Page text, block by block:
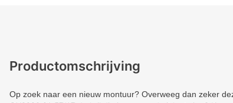
Productomschrijving
Op zoek naar een nieuw montuur? Overweeg dan zeker